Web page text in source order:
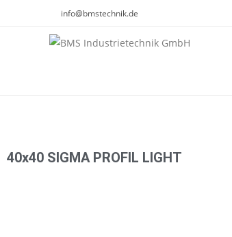
info@bmstechnik.de
40x40 SIGMA PROFIL LIGHT